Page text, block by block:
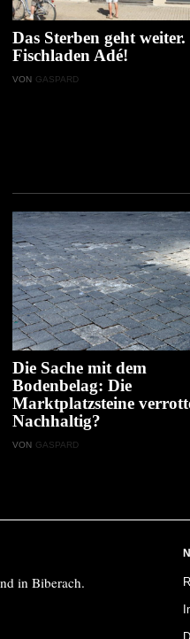
Das Sterben geht weiter.
Fischladen Adé!
VON GASPARD
Die Sache mit dem
Bodenbelag: Die
Marktplatzsteine
Nachhaltig?
VON GASPARD
in Biberach.